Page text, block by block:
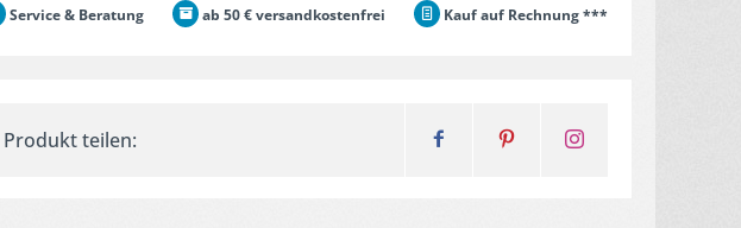
Service & Beratung ab 50 € versandkostenfrei Kauf auf Rechnung ***
Produkt teilen: